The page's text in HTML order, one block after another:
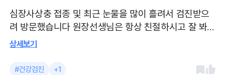
심장사상충 접종 및 최근 눈물을 많이 흘려서 검진받으
려 방문했습니다 원장선생님은 항상 친절하시고 잘 봐
주세요~ 꼼꼼하게 설명도 잘해주십니다. 항문낭은 제가
무 감사합니다 병원내부는 깨끗해요 진료실도 진료끝나
상세보기
#건강검진 +1